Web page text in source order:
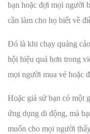
bạn hoặc đợi mọi người
cần làm cho họ biết về
Đó là khi chạy quảng
hội hiệu quả hơn trong
mọi người mua vé hoặc
Hoặc giả sử bạn có một
ứng dụng di động, mà
muốn cho mọi người